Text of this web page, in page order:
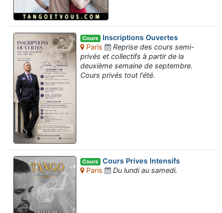
Cours Inscriptions Ouvertes
Paris
Reprise des cours semi-
privés et collectifs à partir de la
deuxième semaine de septembre.
Cours privés tout l'été.
Cours Cours Prives Intensifs
Paris
Du lundi au samedi.